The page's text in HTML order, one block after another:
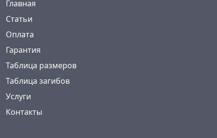
Главная
Статьи
Оплата
Гарантия
Таблица размеров
Таблица загибов
Услуги
Контакты